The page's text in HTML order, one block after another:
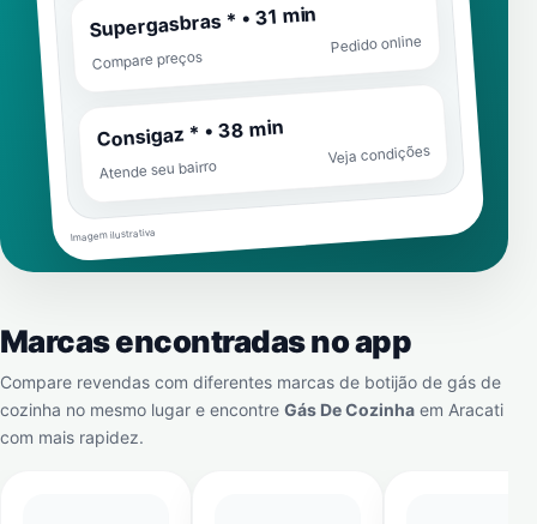
Supergasbras * • 31 min
Compare preços
Pedido online
Consigaz * • 38 min
Atende seu bairro
Veja condições
Imagem ilustrativa
Marcas encontradas no app
Compare revendas com diferentes marcas de botijão de gás de
cozinha no mesmo lugar e encontre Gás De Cozinha em Aracati
com mais rapidez.